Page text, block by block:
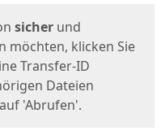
sicher und
möchten, klicken Sie
Transfer-ID
Dateien
'Abrufen'.